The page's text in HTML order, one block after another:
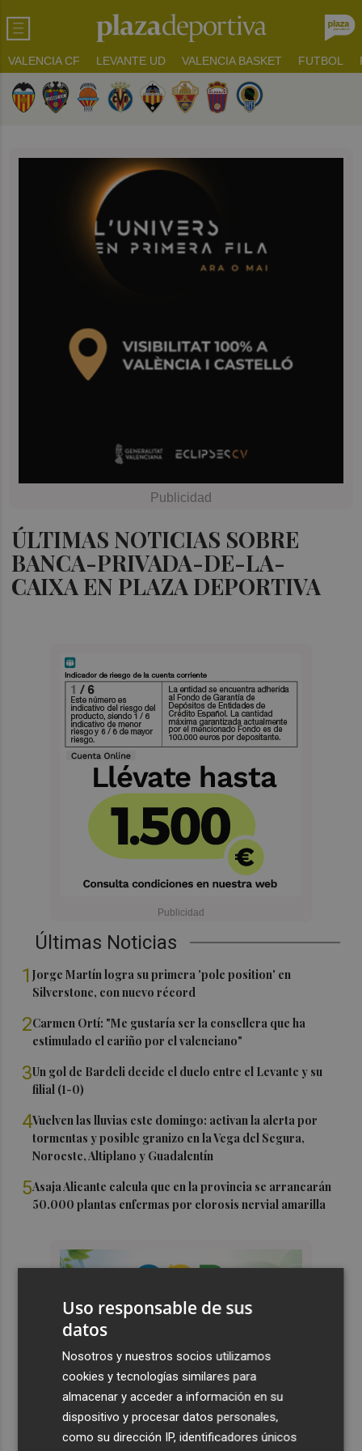
VALENCIA CF LEVANTE UD VALENCIA BASKET FUTBOL
ÚLTIMAS NOTICIAS SOBRE
BANCA-PRIVADA-DE-LA-
CAIXA EN PLAZA DEPORTIVA
Últimas Noticias
1Jorge Martín logra su primera 'pole position' en
Silverstone, con nuevo récord
2Carmen Ortí: "Me gustaría ser la consellera que ha
estimulado el cariño por el valenciano"
3Un gol de Bardeli decide el duelo entre el Levante y su
filial (1-0)
4Vuelven las lluvias este domingo: activan la alerta por
tormentas y posible granizo en la Vega del Segura,
Noroeste, Altiplano y Guadalentín
5Asaja Alicante calcula que en la provincia se arrancarán
50.000 plantas enfermas por clorosis nervial amarilla
Uso responsable de sus
datos
Nosotros y nuestros socios utilizamos
cookies y tecnologías similares para
almacenar y acceder a información en su
dispositivo y procesar datos personales,
como su dirección IP, identificadores únicos